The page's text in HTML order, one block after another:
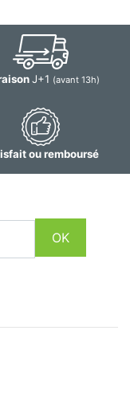
J+1 (avant 13h)
ou remboursé
OK